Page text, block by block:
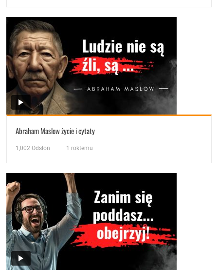
Abraham Maslow życie i cytaty
1,002 Odsłon 1 roktemu